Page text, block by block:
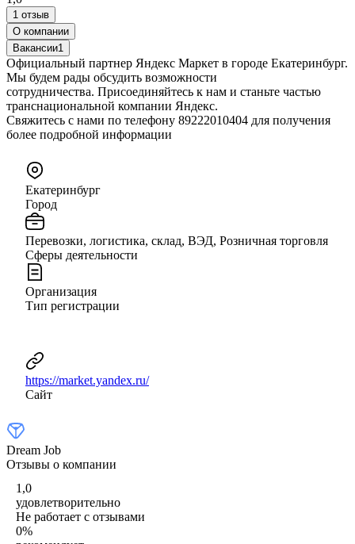
1 отзыв
О компании
Вакансии1
Официальный партнер Яндекс Маркет в городе Екатеринбург.
Мы будем рады обсудить возможности
сотрудничества. Присоединяйтесь к нам и станьте частью
транснациональной компании Яндекс.
Свяжитесь с нами по телефону 89222010404 для получения
более подробной информации
Екатеринбург
Город
Перевозки, логистика, склад, ВЭД, Розничная торговля
Сферы деятельности
Организация
Тип регистрации
https://market.yandex.ru/
Сайт
Dream Job
Отзывы о компании
1,0
удовлетворительно
Не работает с отзывами
0%